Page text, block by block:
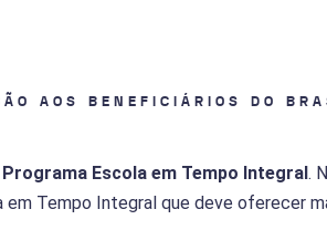
AOS BENEFICIÁRIOS DO
Programa Escola em Tempo Integral.
em Tempo Integral que deve oferecer